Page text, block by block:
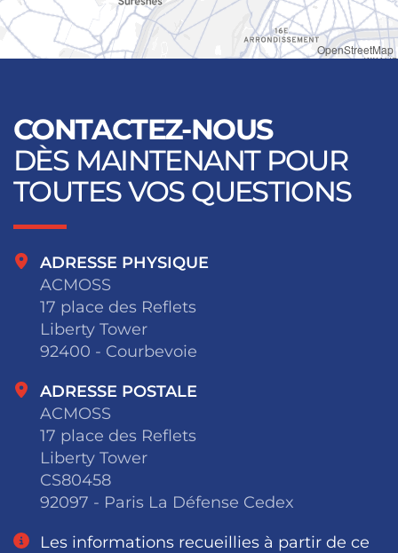
OpenStreetMap
CONTACTEZ-NOUS
DÈS MAINTENANT POUR
TOUTES VOS QUESTIONS
ADRESSE PHYSIQUE
ACMOSS
17 place des Reflets
Liberty Tower
92400 - Courbevoie
ADRESSE POSTALE
ACMOSS
17 place des Reflets
Liberty Tower
CS80458
92097 - Paris La Défense Cedex
Les informations recueillies à partir de ce